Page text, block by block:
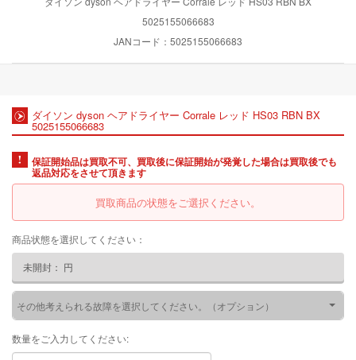
5025155066683
JANコード：5025155066683
ダイソン dyson ヘアドライヤー Corrale レッド HS03 RBN BX
5025155066683
保証開始品は買取不可、買取後に保証開始が発覚した場合は買取後でも
返品対応をさせて頂きます
買取商品の状態をご選択ください。
商品状態を選択してください：
未開封： 円
その他考えられる故障を選択してください。（オプション）
数量をご入力してください: